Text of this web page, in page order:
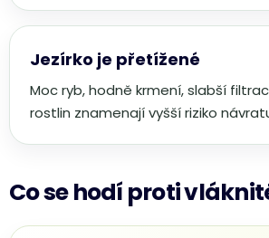
Jezírko je přetížené
Moc ryb, hodně krmení, slabší
rostlin znamenají vyšší riziko
Co se hodí proti